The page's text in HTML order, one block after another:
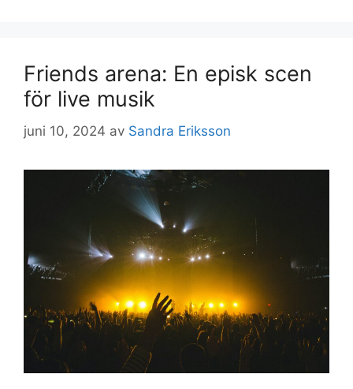
Friends arena: En episk scen
för live musik
juni 10, 2024 av Sandra Eriksson